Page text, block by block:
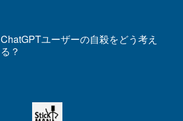
ChatGPTユーザーの自殺をどう考え
る？